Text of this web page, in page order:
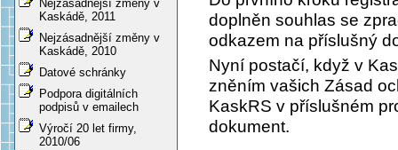
Nejzásadnější změny v
Kaskádě, 2011
Nejzásadnější změny v
Kaskádě, 2010
Datové schránky
Podpora digitálních
podpisů v emailech
Výročí 20 let firmy,
2010/06
doplněn souhlas se
odkazem na příslušný
Nyní postačí, když v
zněním vašich Zásad
KaskRS v příslušném
dokument.